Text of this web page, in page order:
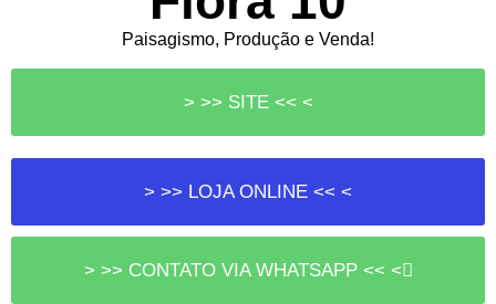
Paisagismo, Produção e Venda!
> >> SITE << <
> >> LOJA ONLINE << <
> >> CONTATO VIA WHATSAPP << <